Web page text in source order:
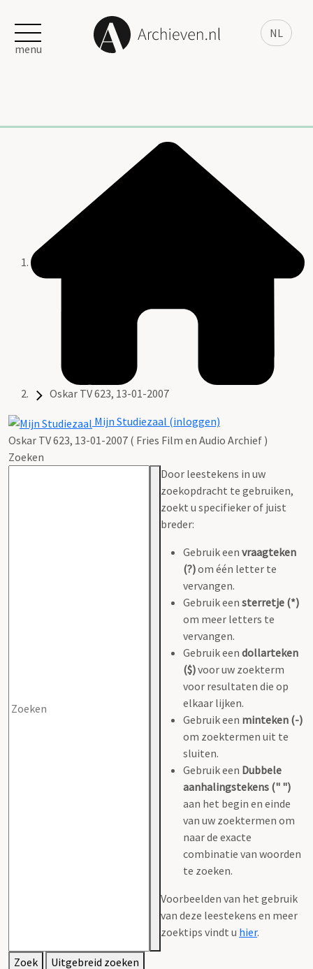
NL
menu
Oskar TV 623, 13-01-2007
Mijn Studiezaal (inloggen)
Oskar TV 623, 13-01-2007 ( Fries Film en Audio Archief )
Zoeken
Door leestekens in uw
zoekopdracht te gebruiken,
zoekt u specifieker of juist
breder:
Gebruik een vraagteken
(?)om één letter te
vervangen.
Gebruik een sterretje (*)
om meer letters te
vervangen.
Gebruik een dollarteken
($)voor uw zoekterm
voor resultaten die op
elkaar lijken.
Gebruik een minteken (-)
om zoektermen uit te
sluiten.
Gebruik een Dubbele
aanhalingstekens (" ")
aan het begin en einde
van uw zoektermen om
naar de exacte
combinatie van woorden
te zoeken.
Voorbeelden van het gebruik
van deze leestekens en meer
zoektips vindt u hier.
Zoek Uitgebreid zoeken